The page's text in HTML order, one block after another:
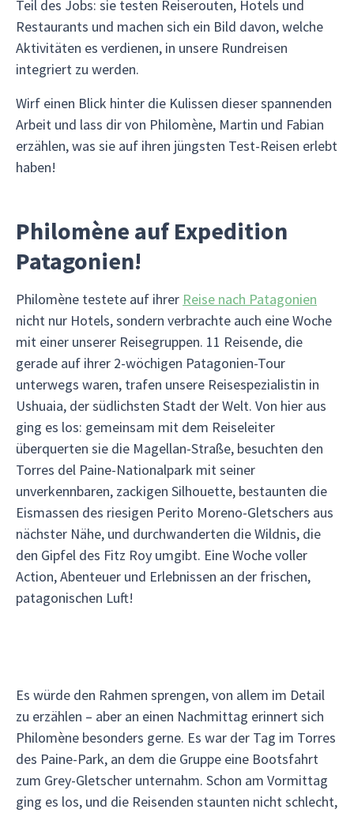
Teil des Jobs: sie testen Reiserouten, Hotels und
Restaurants und machen sich ein Bild davon, welche
Aktivitäten es verdienen, in unsere Rundreisen
integriert zu werden.
Wirf einen Blick hinter die Kulissen dieser spannenden
Arbeit und lass dir von Philomène, Martin und Fabian
erzählen, was sie auf ihren jüngsten Test-Reisen erlebt
haben!
Philomène auf Expedition
Patagonien!
Philomène testete auf ihrer Reise nach Patagonien
nicht nur Hotels, sondern verbrachte auch eine Woche
mit einer unserer Reisegruppen. 11 Reisende, die
gerade auf ihrer 2-wöchigen Patagonien-Tour
unterwegs waren, trafen unsere Reisespezialistin in
Ushuaia, der südlichsten Stadt der Welt. Von hier aus
ging es los: gemeinsam mit dem Reiseleiter
überquerten sie die Magellan-Straße, besuchten den
Torres del Paine-Nationalpark mit seiner
unverkennbaren, zackigen Silhouette, bestaunten die
Eismassen des riesigen Perito Moreno-Gletschers aus
nächster Nähe, und durchwanderten die Wildnis, die
den Gipfel des Fitz Roy umgibt. Eine Woche voller
Action, Abenteuer und Erlebnissen an der frischen,
patagonischen Luft!
Es würde den Rahmen sprengen, von allem im Detail
zu erzählen – aber an einen Nachmittag erinnert sich
Philomène besonders gerne. Es war der Tag im Torres
des Paine-Park, an dem die Gruppe eine Bootsfahrt
zum Grey-Gletscher unternahm. Schon am Vormittag
ging es los, und die Reisenden staunten nicht schlecht,